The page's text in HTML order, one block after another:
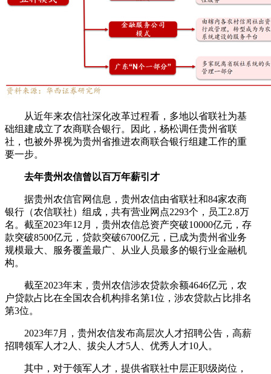
从近年来农信社深化改革过程看，多地以省联社为基
础组建成立了农商联合银行。因此，杨松调任贵州省联
社，也被外界视为贵州省推进农商联合银行组建工作的重
要一步。
去年贵州农信曾以百万年薪引才
据贵州农信官网信息，贵州农信由省联社和84家农商
银行（农信联社）组成，共有营业网点2293个，员工2.8万
名。截至2023年12月，贵州农信总资产突破10000亿元，存
款突破8500亿元，贷款突破6700亿元，已成为贵州省业务
规模最大、服务覆盖最广、从业人员最多的银行业金融机
构。
截至2023年末，贵州农信涉农贷款余额4646亿元，农
户贷款占比在全国农合机构排名第1位，涉农贷款占比排名
第3位。
2023年7月，贵州农信发布高层次人才招聘公告，高薪
招聘领军人才2人、拔尖人才5人、优秀人才10人。
其中，对于领军人才，提供省联社中层正职级岗位，